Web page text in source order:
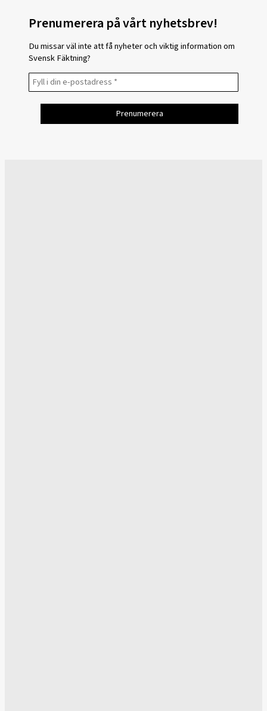
Prenumerera på vårt nyhetsbrev!
Du missar väl inte att få nyheter och viktig information om
Svensk Fäktning?